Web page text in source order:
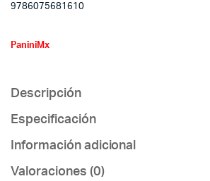
9786075681610
PaniniMx
Descripción
Especificación
Información adicional
Valoraciones (0)